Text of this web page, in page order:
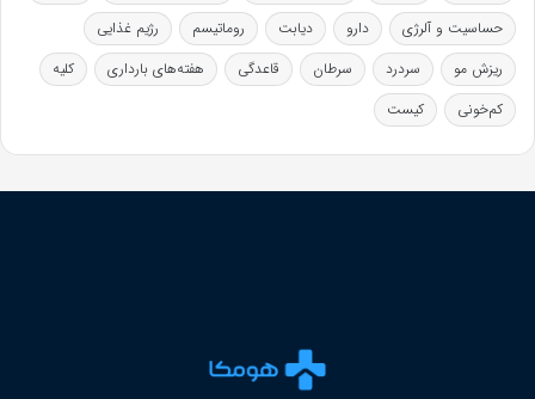
حساسیت و آلرژی
دارو دیابت روماتیسم
رژیم غذایی
ریزش مو
سردرد سرطان قاعدگی هفته‌های بارداری
کلیه
کم‌خونی
کیست